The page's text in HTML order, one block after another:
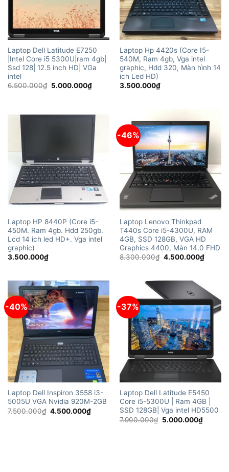
Laptop Dell Latitude E7250
|Intel Core i5 5300U|ram 4gb|
Ssd 128| 12.5 inch HD| VGa
intel
6.500.000₫ Giá
5.000.000₫Giá
hiện
Laptop Hp 4420s (Core I5-
540M, Ram 4gb, Vga intel
graphic, Hdd 320, Màn hình 14
ich Led HD)
3.500.000₫
Laptop HP 8440P (Core i5-
450M. Ram 4gb. Hdd 250gb.
Lcd 14 ich led HD+. Vga intel
graphic)
3.500.000₫
-46%
Laptop Lenovo Thinkpad
T440s Core i5-4300U, RAM
4GB, SSD 128GB, VGA HD
Graphics 4400, Màn 14.0 FHD
8.300.000₫ Giá
4.500.000₫Giá
hiện
-40%
Laptop Dell Inspiron 3558 i3-
5005U VGA Nvidia 920M-2GB
7.500.000₫ Giá
gốc
4.500.000₫Giá
hiện
-37%
Laptop Dell Latitude E5450
Core i5-5300U | Ram 4GB |
SSD 128GB| Vga intel HD5500
7.900.000₫ Giá
gốc
5.000.000₫Giá
hiện